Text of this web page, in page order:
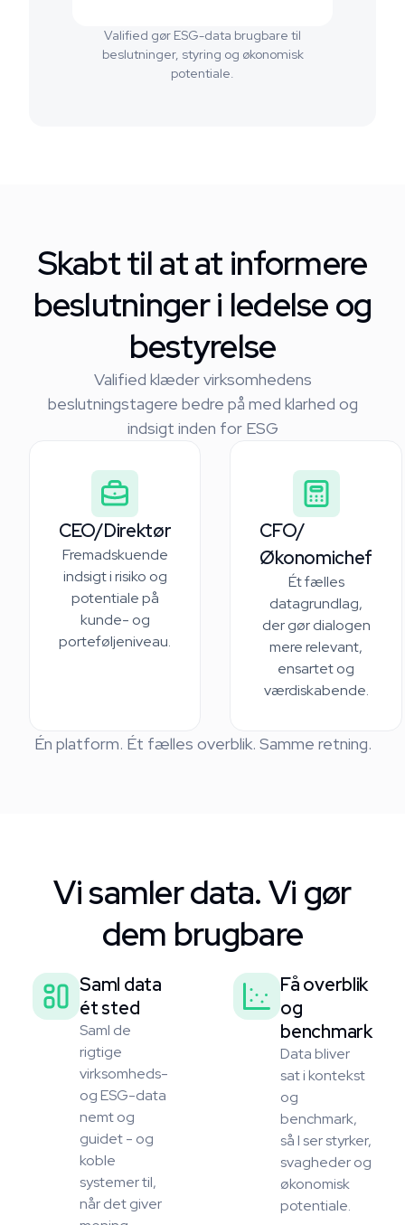
Valified gør ESG-data brugbare til
beslutninger, styring og økonomisk
potentiale.
Skabt til at at informere
beslutninger i ledelse og
bestyrelse
Valified klæder virksomhedens
beslutningstagere bedre på med klarhed og
indsigt inden for ESG
CEO/Direktør
Fremadskuende
indsigt i risiko og
potentiale på
kunde- og
porteføljeniveau.
CFO/
Økonomichef
Ét fælles
datagrundlag,
der gør dialogen
mere relevant,
ensartet og
værdiskabende.
Én platform. Ét fælles overblik. Samme retning.
Vi samler data. Vi gør
dem brugbare
Saml data
ét sted
Saml de
rigtige
virksomheds-
og ESG-data
nemt og
guidet - og
koble
systemer til,
når det giver
Få overblik
og
benchmark
Data bliver
sat i kontekst
og
benchmark,
så I ser styrker,
svagheder og
økonomisk
potentiale.